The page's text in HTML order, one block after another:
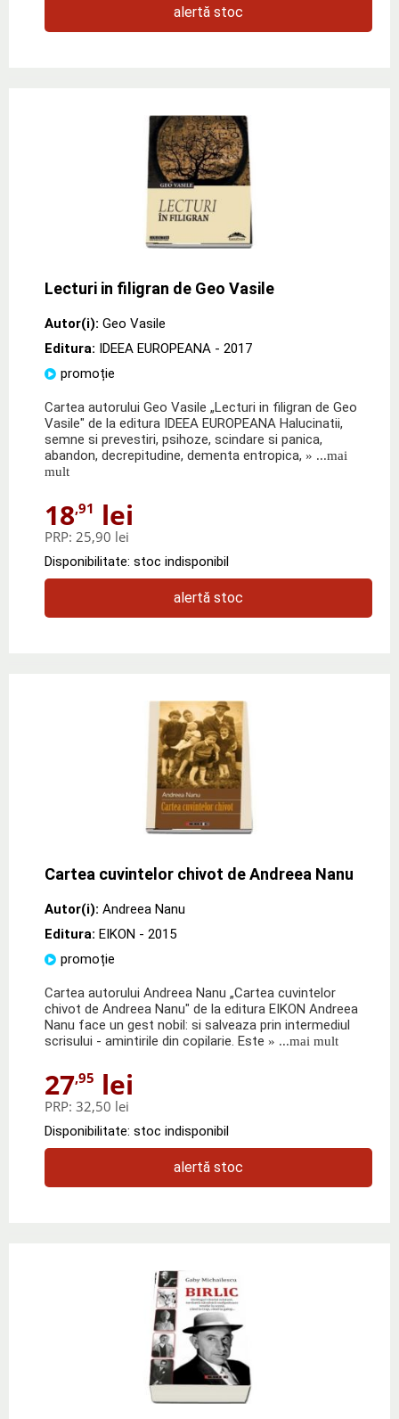
alertă stoc
Lecturi in filigran de Geo Vasile
Autor(i): Geo Vasile
Editura: IDEEA EUROPEANA - 2017
promoție
Cartea autorului Geo Vasile „Lecturi in filigran de Geo
Vasile" de la editura IDEEA EUROPEANA Halucinatii,
semne si prevestiri, psihoze, scindare si panica,
abandon, decrepitudine, dementa entropica, » ...mai
mult
18,91 lei
PRP: 25,90 lei
Disponibilitate: stoc indisponibil
alertă stoc
Cartea cuvintelor chivot de Andreea Nanu
Autor(i): Andreea Nanu
Editura: EIKON - 2015
promoție
Cartea autorului Andreea Nanu „Cartea cuvintelor
chivot de Andreea Nanu" de la editura EIKON Andreea
Nanu face un gest nobil: si salveaza prin intermediul
scrisului - amintirile din copilarie. Este » ...mai mult
27,95 lei
PRP: 32,50 lei
Disponibilitate: stoc indisponibil
alertă stoc